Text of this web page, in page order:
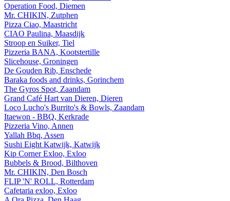
Operation Food, Diemen
Mr. CHIKIN, Zutphen
Pizza Ciao, Maastricht
CIAO Paulina, Maasdijk
Stroop en Suiker, Tiel
Pizzeria BANA, Kootstertille
Slicehouse, Groningen
De Gouden Rib, Enschede
Baraka foods and drinks, Gorinchem
The Gyros Spot, Zaandam
Grand Café Hart van Dieren, Dieren
Loco Lucho's Burrito's & Bowls, Zaandam
Itaewon - BBQ, Kerkrade
Pizzeria Vino, Annen
Yallah Bbq, Assen
Sushi Eight Katwijk, Katwijk
Kip Corner Exloo, Exloo
Bubbels & Brood, Bilthoven
Mr. CHIKIN, Den Bosch
FLIP 'N' ROLL, Rotterdam
Cafetaria exloo, Exloo